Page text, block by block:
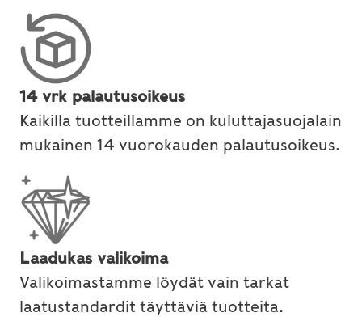
14 vrk palautusoikeus
Kaikilla tuotteillamme on kuluttajasuojalain
mukainen 14 vuorokauden palautusoikeus.
Laadukas valikoima
Valikoimastamme löydät vain tarkat
laatustandardit täyttäviä tuotteita.